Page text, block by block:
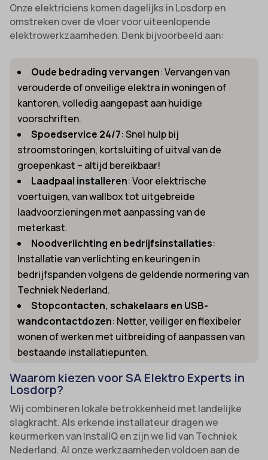
Onze elektriciens komen dagelijks in Losdorp en
omstreken over de vloer voor uiteenlopende
elektrowerkzaamheden. Denk bijvoorbeeld aan:
Oude bedrading vervangen: Vervangen van
verouderde of onveilige elektra in woningen of
kantoren, volledig aangepast aan huidige
voorschriften.
Spoedservice 24/7: Snel hulp bij
stroomstoringen, kortsluiting of uitval van de
groepenkast – altijd bereikbaar!
Laadpaal installeren: Voor elektrische
voertuigen, van wallbox tot uitgebreide
laadvoorzieningen met aanpassing van de
meterkast.
Noodverlichting en bedrijfsinstallaties:
Installatie van verlichting en keuringen in
bedrijfspanden volgens de geldende normering van
Techniek Nederland.
Stopcontacten, schakelaars en USB-
wandcontactdozen: Netter, veiliger en flexibeler
wonen of werken met uitbreiding of aanpassen van
bestaande installatiepunten.
Waarom kiezen voor SA Elektro Experts in
Losdorp?
Wij combineren lokale betrokkenheid met landelijke
slagkracht. Als erkende installateur dragen we
keurmerken van InstallQ en zijn we lid van Techniek
Nederland. Al onze werkzaamheden voldoen aan de